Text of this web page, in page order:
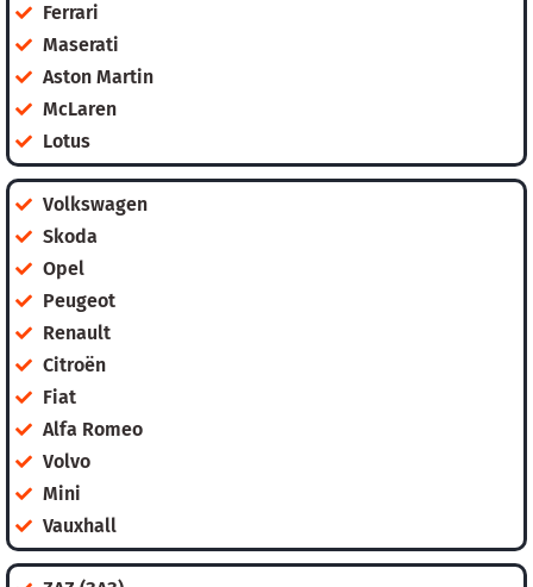
Ferrari
Maserati
Aston Martin
McLaren
Lotus
Volkswagen
Skoda
Opel
Peugeot
Renault
Citroën
Fiat
Alfa Romeo
Volvo
Mini
Vauxhall